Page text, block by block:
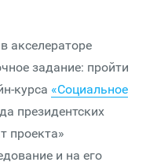
акселераторе
задание: пройти
курса «Социальное
президентских
проекта»
и на его